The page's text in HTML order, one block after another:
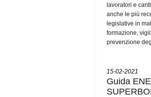
lavoratori e
anche le più
legislative in
formazione,
prevenzione
15-02-2021
Guida